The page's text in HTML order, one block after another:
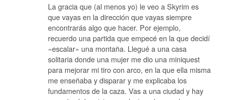
La gracia que (al menos yo) le veo a Skyrim es
que vayas en la dirección que vayas siempre
encontrarás algo que hacer. Por ejemplo,
recuerdo una partida que empecé en la que decidí
«escalar» una montaña. Llegué a una casa
solitaria donde una mujer me dio una miniquest
para mejorar mi tiro con arco, en la que ella misma
me enseñaba y disparar y me explicaba los
fundamentos de la caza. Vas a una ciudad y hay